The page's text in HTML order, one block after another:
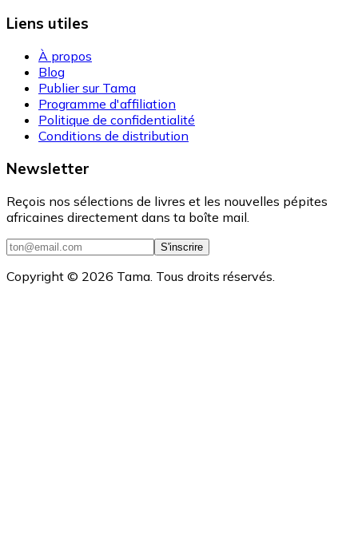
Liens utiles
À propos
Blog
Publier sur Tama
Programme d'affiliation
Politique de confidentialité
Conditions de distribution
Newsletter
Reçois nos sélections de livres et les nouvelles pépites
africaines directement dans ta boîte mail.
S'inscrire
Copyright © 2026 Tama. Tous droits réservés.